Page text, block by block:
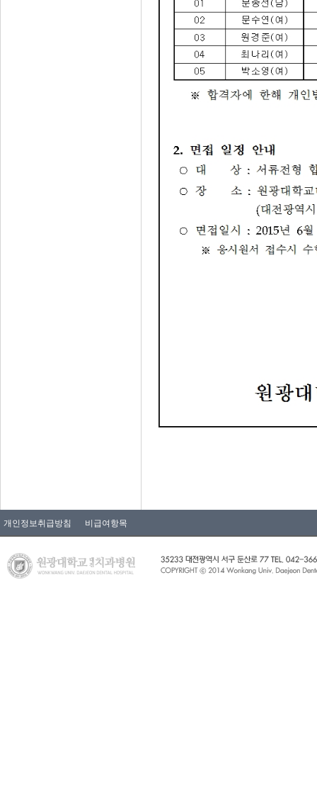
개인정보취급방침 비급여항목